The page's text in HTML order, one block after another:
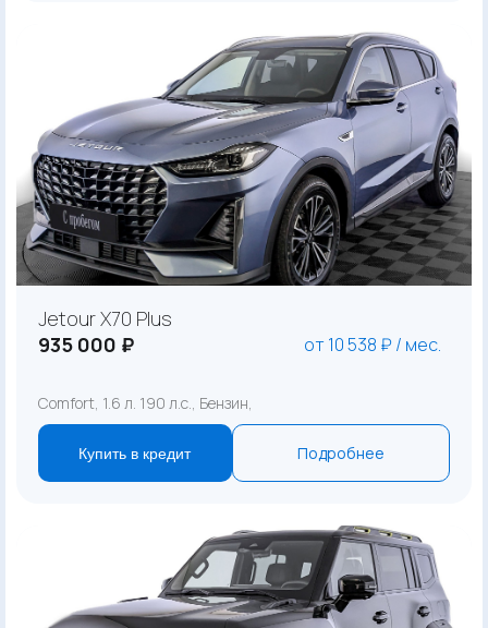
Jetour X70 Plus
935 000 ₽
от 10 538 ₽ / мес.
Comfort, 1.6 л. 190 л.с., Бензин,
Купить в кредит Подробнее